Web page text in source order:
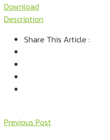
Download
Description
Share This Article :
Previous Post